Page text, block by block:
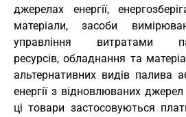
джерелах енергії,
матеріали, засоби
управління витратами
ресурсів, обладнання та
альтернативних видів палива
енергії з відновлюваних
ці товари застосовуються